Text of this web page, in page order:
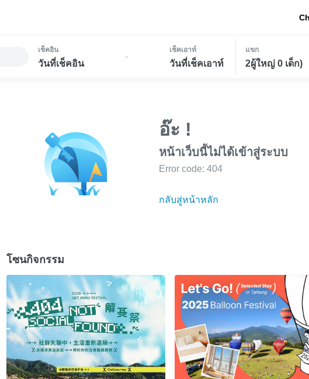
เช็คอิน
วันที่เช็คอิน
-
เช็คเอาท์
วันที่เช็คเอาท์
แขก
2ผู้ใหญ่ 0 เด็ก)
อ๊ะ !
หน้าเว็บนี้ไม่ได้เข้าสู่ระบบ
Error code: 404
กลับสู่หน้าหลัก
โซนกิจกรรม